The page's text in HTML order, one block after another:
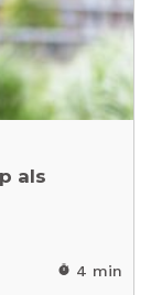
als
timer 4 min